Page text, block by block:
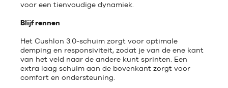
voor een tienvoudige dynamiek.
Blijf rennen
Het Cushlon 3.0-schuim zorgt voor optimale
demping en responsiviteit, zodat je van de ene kant
van het veld naar de andere kunt sprinten. Een
extra laag schuim aan de bovenkant zorgt voor
comfort en ondersteuning.